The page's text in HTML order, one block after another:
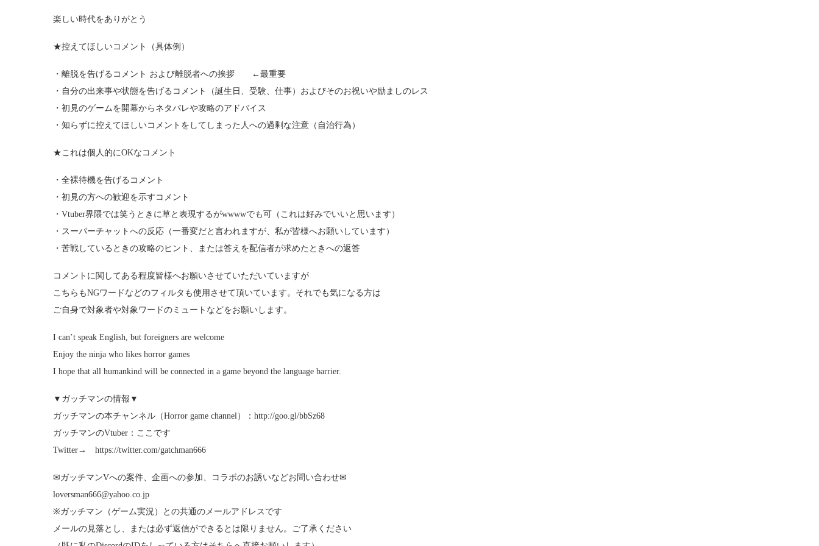
楽しい時代をありがとう
★控えてほしいコメント（具体例）
・離脱を告げるコメント および離脱者への挨拶 ←最重要
・自分の出来事や状態を告げるコメント（誕生日、受験、仕事）およびそのお祝いや励ましのレス
・初見のゲームを開幕からネタバレや攻略のアドバイス
・知らずに控えてほしいコメントをしてしまった人への過剰な注意（自治行為）
★これは個人的にOKなコメント
・全裸待機を告げるコメント
・初見の方への歓迎を示すコメント
・Vtuber界隈では笑うときに草と表現するがwwwwでも可（これは好みでいいと思います）
・スーパーチャットへの反応（一番変だと言われますが、私が皆様へお願いしています）
・苦戦しているときの攻略のヒント、または答えを配信者が求めたときへの返答
コメントに関してある程度皆様へお願いさせていただいていますが
こちらもNGワードなどのフィルタも使用させて頂いています。それでも気になる方は
ご自身で対象者や対象ワードのミュートなどをお願いします。
I can’t speak English, but foreigners are welcome
Enjoy the ninja who likes horror games
I hope that all humankind will be connected in a game beyond the language barrier.
▼ガッチマンの情報▼
ガッチマンの本チャンネル（Horror game channel）：http://goo.gl/bbSz68
ガッチマンのVtuber：ここです
Twitter→ https://twitter.com/gatchman666
✉ガッチマンVへの案件、企画への参加、コラボのお誘いなどお問い合わせ✉
loversman666@yahoo.co.jp
※ガッチマン（ゲーム実況）との共通のメールアドレスです
メールの見落とし、または必ず返信ができるとは限りません。ご了承ください